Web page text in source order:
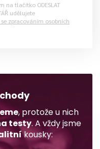
na tlačítko ODESLAT
udělujete
zpracováním osobních
, protože u nich
testy. A vždy jsme
kousky: